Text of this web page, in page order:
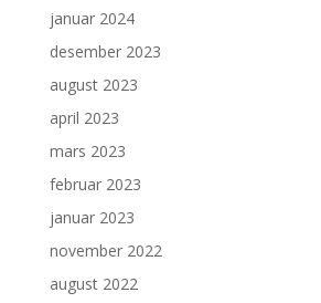
januar 2024
desember 2023
august 2023
april 2023
mars 2023
februar 2023
januar 2023
november 2022
august 2022